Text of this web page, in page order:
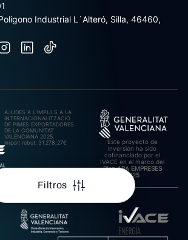
Filtros
Industrial L´Alteró, Silla, 46460,
AJUDES A L’IMPULS A LA
INTERNACIONALITZACIÓ
DE PIMES EXPORTADORES
DE LA COMUNITAT
VALENCIANA 2025.
Import rebut: 31.278,27€
Este proyecto de
inversión ha sido
cofinanciado por el
IVACE en el marco del
Plan ARA EMPRESES
2025